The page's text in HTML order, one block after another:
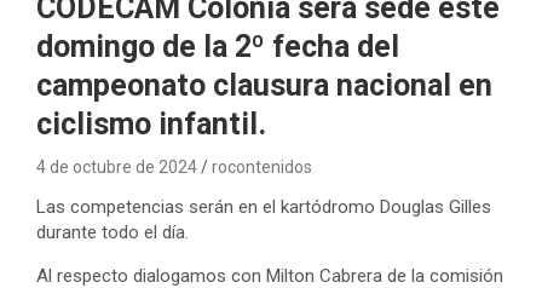
CODECAM Colonia será sede este
domingo de la 2º fecha del
campeonato clausura nacional en
ciclismo infantil.
4 de octubre de 2024 rocontenidos
Las competencias serán en el kartódromo Douglas Gilles
durante todo el día.
Al respecto dialogamos con Milton Cabrera de la comisión